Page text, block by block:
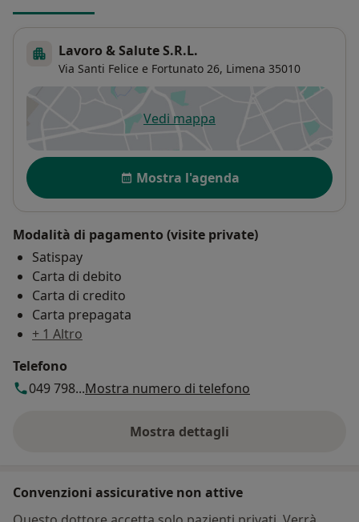
Lavoro & Salute S.R.L.
Via Santi Felice e Fortunato 26, Limena 35010
Vedi mappasi apre in una nuova scheda
Disponibilità
Mostra l'agenda
Modalità di pagamento (visite private)
Satispay
Carta di debito
Carta di credito
Carta prepagata
+ 1 Altro
Telefono
049 798...Mostra numero di telefono
Mostra dettagli
sull'indirizzo
Convenzioni assicurative non attive